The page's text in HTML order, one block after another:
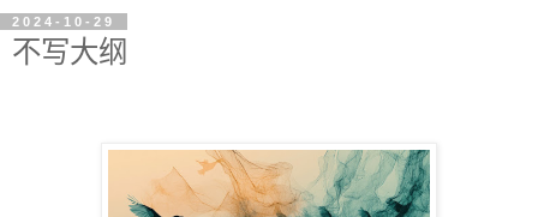
2024-10-29
不写大纲